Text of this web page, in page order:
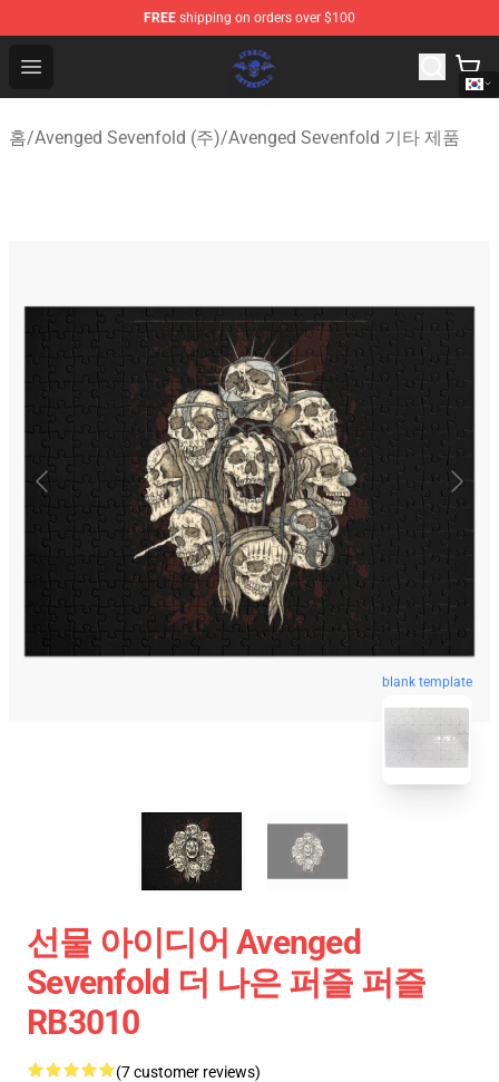
FREE shipping on orders over $100
Open menu
Avenged Sevenfold Shop - Official Avenged Sevenfold
홈/Avenged Sevenfold (주)/Avenged Sevenfold 기타 제품
blank template
선물 아이디어 Avenged
Sevenfold 더 나은 퍼즐 퍼즐
RB3010
(7 customer reviews)